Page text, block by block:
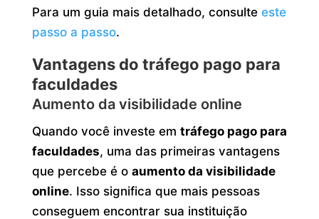
Para um guia mais detalhado, consulte este
passo a passo.
Vantagens do tráfego pago para
faculdades
Aumento da visibilidade online
Quando você investe em tráfego pago para
faculdades, uma das primeiras vantagens
que percebe é o aumento da visibilidade
online. Isso significa que mais pessoas
conseguem encontrar sua instituição